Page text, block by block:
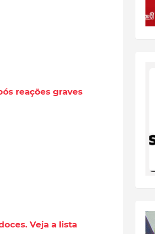
reações graves
Veja a lista